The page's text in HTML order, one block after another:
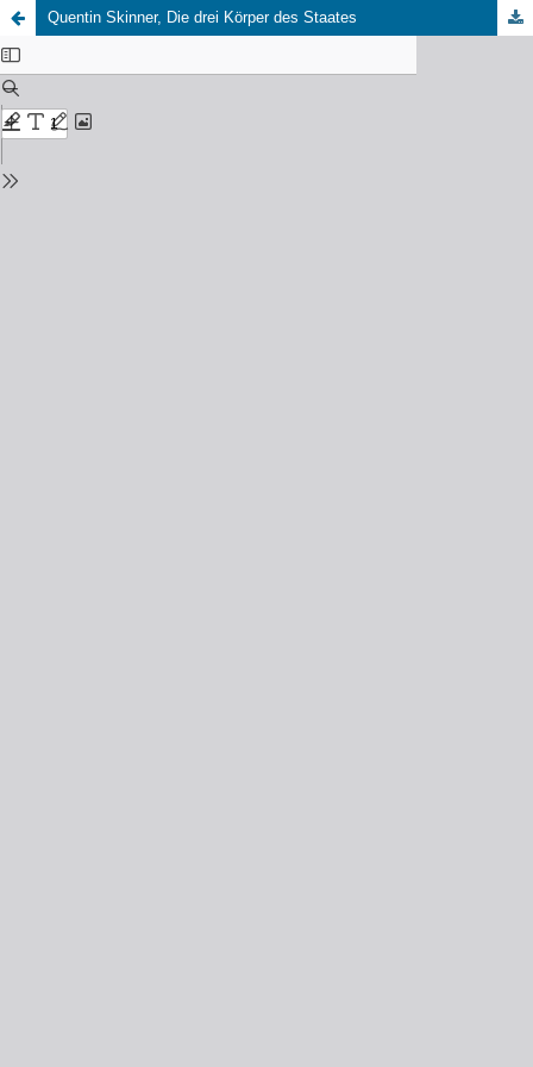
Quentin Skinner, Die drei Körper des Staates